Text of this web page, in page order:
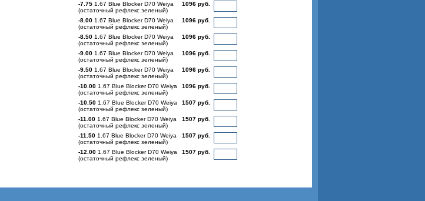
-7.75 1.67 Blue Blocker D70 Weiya
(остаточный рефлекс зеленый)
1096 руб.
-8.00 1.67 Blue Blocker D70 Weiya
(остаточный рефлекс зеленый)
1096 руб.
-8.50 1.67 Blue Blocker D70 Weiya
(остаточный рефлекс зеленый)
1096 руб.
-9.00 1.67 Blue Blocker D70 Weiya
(остаточный рефлекс зеленый)
1096 руб.
-9.50 1.67 Blue Blocker D70 Weiya
(остаточный рефлекс зеленый)
1096 руб.
-10.00 1.67 Blue Blocker D70 Weiya
(остаточный рефлекс зеленый)
1096 руб.
-10.50 1.67 Blue Blocker D70 Weiya
(остаточный рефлекс зеленый)
1507 руб.
-11.00 1.67 Blue Blocker D70 Weiya
(остаточный рефлекс зеленый)
1507 руб.
-11.50 1.67 Blue Blocker D70 Weiya
(остаточный рефлекс зеленый)
1507 руб.
-12.00 1.67 Blue Blocker D70 Weiya
(остаточный рефлекс зеленый)
1507 руб.